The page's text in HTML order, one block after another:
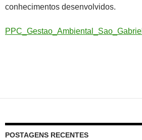
conhecimentos desenvolvidos.
PPC_Gestao_Ambiental_Sao_Gabriel
POSTAGENS RECENTES